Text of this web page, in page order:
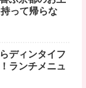
って帰らな
ディンタイフ
ランチメニュ